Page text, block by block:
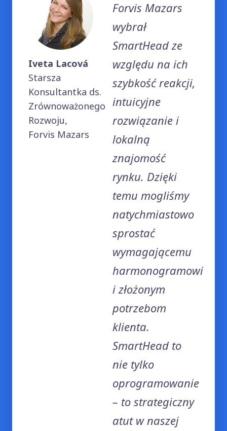
Iveta Lacová
Starsza
Konsultantka ds.
Zrównoważonego
Rozwoju,
Forvis Mazars
Forvis Mazars
wybrał
SmartHead ze
względu na ich
szybkość reakcji,
intuicyjne
rozwiązanie i
lokalną
znajomość
rynku. Dzięki
temu mogliśmy
natychmiastowo
sprostać
wymagającemu
harmonogramowi
i złożonym
potrzebom
klienta.
SmartHead to
nie tylko
oprogramowanie
– to strategiczny
atut w naszej